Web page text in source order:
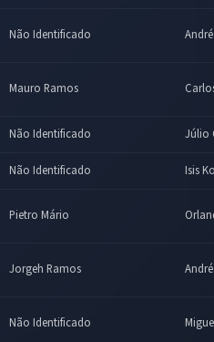
Não Identificado
Mauro Ramos
Não Identificado Júlio
Não Identificado Isis
Pietro Mário
Jorgeh Ramos
Não Identificado